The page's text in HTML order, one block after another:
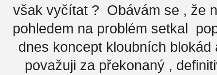
však vyčítat ? Obávám se , že
pohledem na problém setkal
dnes koncept kloubních
považuji za překonaný ,